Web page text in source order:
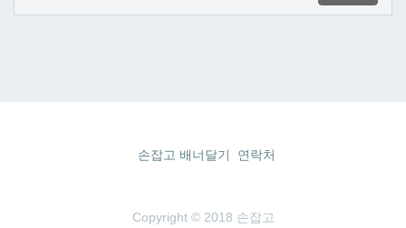
Copyright © 2018 손잡고
손잡고 배너달기 연락처